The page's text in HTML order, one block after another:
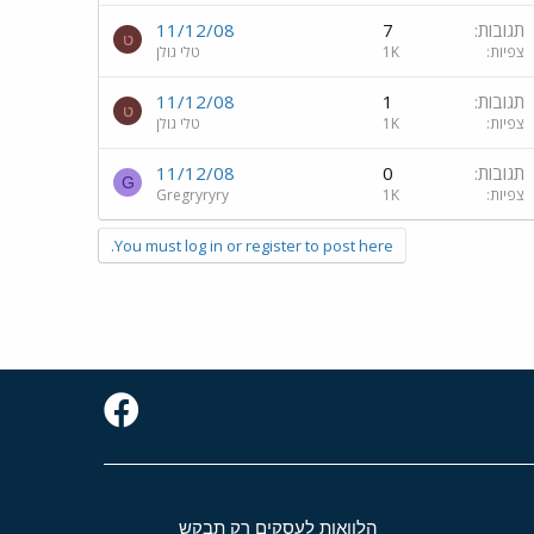
תגובות 7
צפיות 1K
11/12/08
טלי גולן
ט
תגובות 1
צפיות 1K
11/12/08
טלי גולן
ט
תגובות 0
צפיות 1K
11/12/08
Gregryryry
G
You must log in or register to post here.
הלוואות לעסקים רק תבקש